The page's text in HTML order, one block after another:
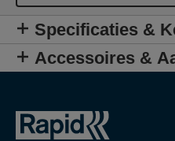
Specificaties &
Accessoires &